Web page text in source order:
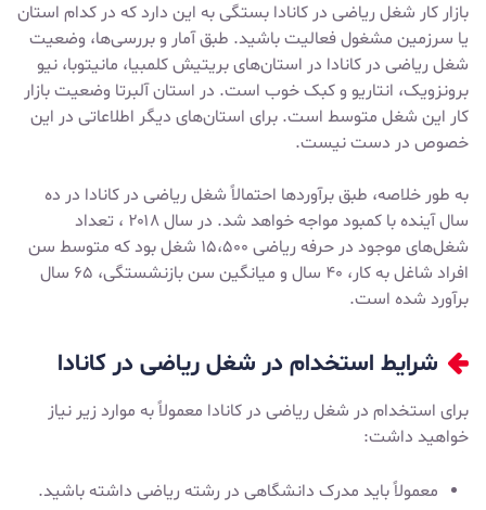
بازار کار شغل ریاضی در کانادا بستگی به این دارد که در کدام استان
یا سرزمین مشغول فعالیت باشید. طبق آمار و بررسی‌ها، وضعیت
شغل ریاضی در کانادا در استان‌های بریتیش کلمبیا، مانیتوبا، نیو
برونزویک، انتاریو و کبک خوب است. در استان آلبرتا وضعیت بازار
کار این شغل متوسط است. برای استان‌های دیگر اطلاعاتی در این
خصوص در دست نیست.
به طور خلاصه، طبق برآوردها احتمالاً شغل ریاضی در کانادا در ده
سال آینده با کمبود مواجه خواهد شد. در سال ۲۰۱۸ ، تعداد
شغل‌های موجود در حرفه ریاضی ۱۵،۵۰۰ شغل بود که متوسط سن
افراد شاغل به کار، ۴۰ سال و میانگین سن بازنشستگی، ۶۵ سال
برآورد شده است.
شرایط استخدام در شغل ریاضی در کانادا
برای استخدام در شغل ریاضی در کانادا معمولاً به موارد زیر نیاز
خواهید داشت:
معمولاً باید مدرک دانشگاهی در رشته ریاضی داشته باشید.